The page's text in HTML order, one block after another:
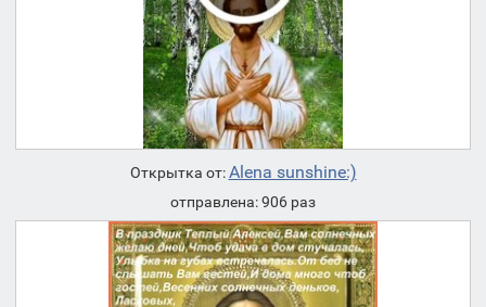
Открытка от:Alena sunshine:)
отправлена: 906 раз